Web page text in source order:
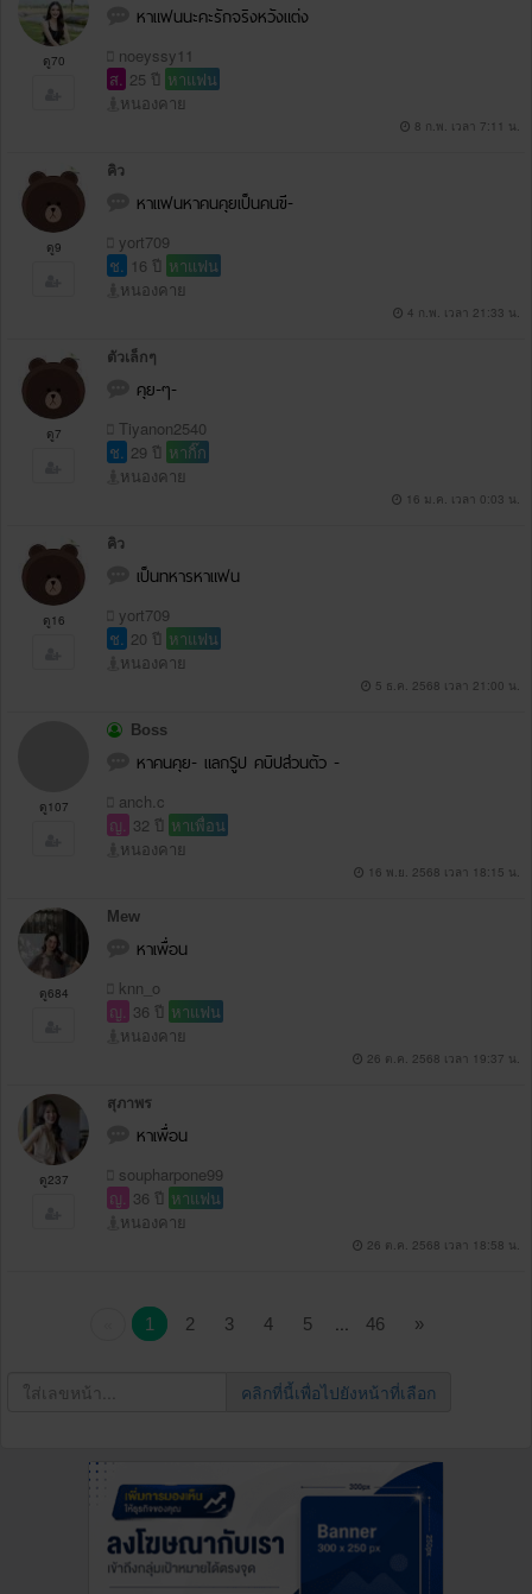
ดู70
หาแฟนนะคะรักจริงหวังแต่ง
noeyssy11
ส. 25 ปี หาแฟน
หนองคาย
8 ก.พ. เวลา 7:11 น.
ดู9
คิว
หาแฟนหาคนคุยเป็นคนขี-
yort709
ช.
16 ปี หาแฟน
หนองคาย
4 ก.พ. เวลา 21:33 น.
ดู7
ตัวเล็กๆ
คุย-ๆ-
Tiyanon2540
ช. 29 ปี หากิ๊ก
หนองคาย
16 ม.ค. เวลา 0:03 น.
ดู16
คิว
เป็นทหารหาแฟน
yort709
ช. 20 ปี หาแฟน
หนองคาย
5 ธ.ค. 2568 เวลา 21:00 น.
ดู107
Boss
หาคนคุย- แลกSูป คบิปส่วนตัว -
anch.c
ญ. 32 ปี หาเพื่อน
หนองคาย
16 พ.ย. 2568 เวลา 18:15 น.
ดู684
Mew
หาเพื่อน
knn_o
ญ. 36 ปี หาแฟน
หนองคาย
26 ต.ค. 2568 เวลา 19:37 น.
ดู237
สุภาพร
หาเพื่อน
soupharpone99
ญ. 36 ปี หาแฟน
หนองคาย
26 ต.ค. 2568 เวลา 18:58 น.
1 2 3 4 5 46 »
คลิกที่นี้เพื่อไปยังหน้าที่เลือก